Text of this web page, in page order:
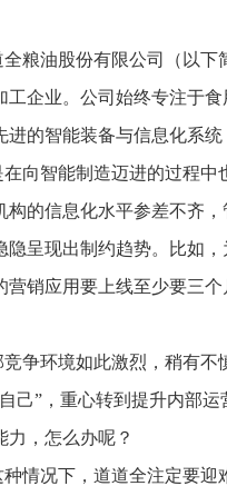
全粮油股份有限公司（以下
工企业。公司始终专注于
进的智能装备与信息化系
在向智能制造迈进的过程中
构的信息化水平参差不齐
隐呈现出制约趋势。比如
营销应用要上线至少要三
竞争环境如此激烈，稍有不
己”，重心转到提升内部
力，怎么办呢？
情况下，道道全注定要迎